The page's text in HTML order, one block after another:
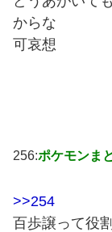
からな
可哀想
256:ポケモンま
>>254
百歩譲って役